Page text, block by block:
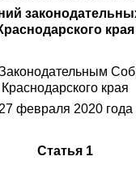
края
Краснодарского края
27 февраля 2020 года
Статья 1